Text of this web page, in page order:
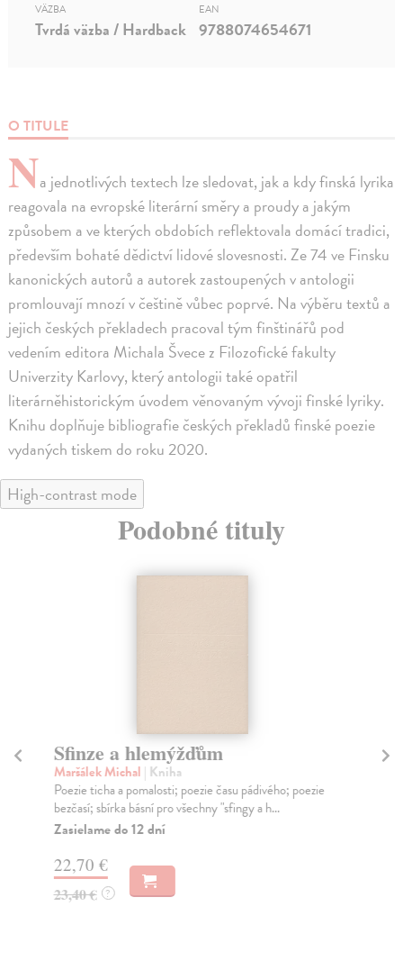
O TITULE
Na jednotlivých textech lze sledovat, jak a kdy finská lyrika
reagovala na evropské literární směry a proudy a jakým
způsobem a ve kterých obdobích reflektovala domácí tradici,
především bohaté dědictví lidové slovesnosti. Ze 74 ve Finsku
kanonických autorů a autorek zastoupených v antologii
promlouvají mnozí v češtině vůbec poprvé. Na výběru textů a
jejich českých překladech pracoval tým finštinářů pod
vedením editora Michala Švece z Filozofické fakulty
Univerzity Karlovy, který antologii také opatřil
literárněhistorickým úvodem věnovaným vývoji finské lyriky.
Knihu doplňuje bibliografie českých překladů finské poezie
vydaných tiskem do roku 2020.
VÄZBA
Tvrdá väzba / Hardback
EAN
9788074654671
High-contrast mode
Podobné tituly
Sfinze a hlemýžďům
Maršálek Michal | Kniha
Poezie ticha a pomalosti; poezie času pádivého; poezie
bezčasí; sbírka básní pro všechny "sfingy a h...
Zasielame do 12 dní
22,70 €
23,40 € ?